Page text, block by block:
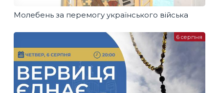
Молебень за перемогу українського війська
6 серпня